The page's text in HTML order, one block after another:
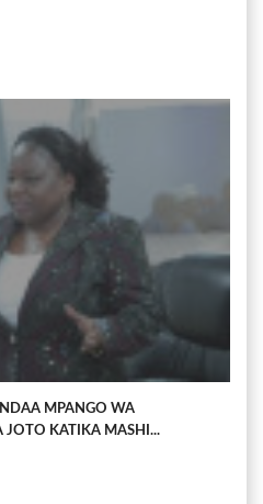
MPANGO WA
JOTO KATIKA MASHI...